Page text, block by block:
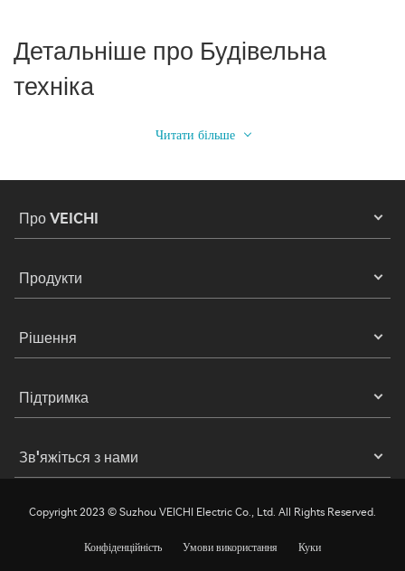
Детальніше про Будівельна
техніка
Читати більше
Про VEICHI
Продукти
Рішення
Підтримка
Зв'яжіться з нами
Copyright 2023 © Suzhou VEICHI Electric Co., Ltd. All Rights Reserved.
Конфіденційність Умови використання Куки